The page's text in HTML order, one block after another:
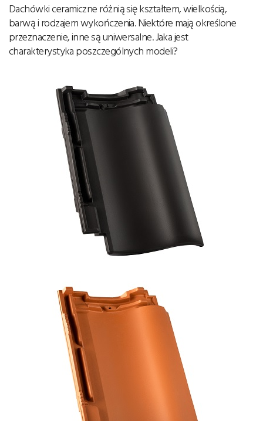
Dachówki ceramiczne różnią się kształtem, wielkością,
barwą i rodzajem wykończenia. Niektóre mają określone
przeznaczenie, inne są uniwersalne. Jaka jest
charakterystyka poszczególnych modeli?